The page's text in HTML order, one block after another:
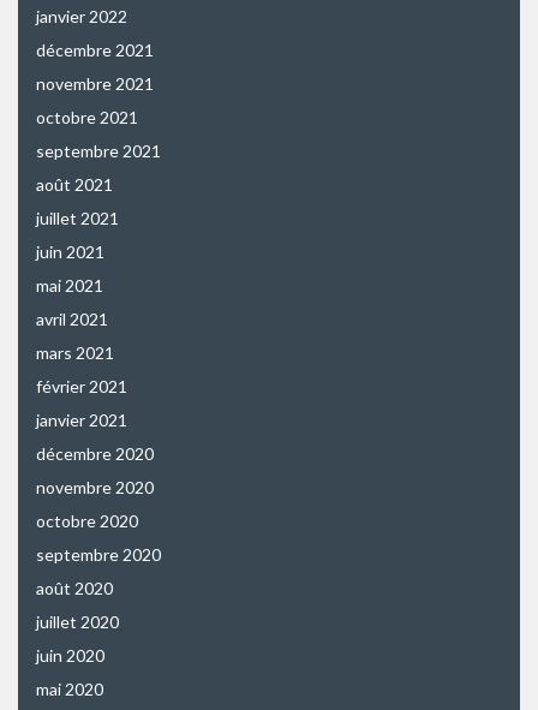
janvier 2022
décembre 2021
novembre 2021
octobre 2021
septembre 2021
août 2021
juillet 2021
juin 2021
mai 2021
avril 2021
mars 2021
février 2021
janvier 2021
décembre 2020
novembre 2020
octobre 2020
septembre 2020
août 2020
juillet 2020
juin 2020
mai 2020